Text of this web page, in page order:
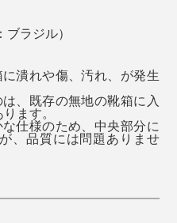
ラジル）
潰れや傷、汚れ、が発生
、既存の無地の靴箱に入
ます。
仕様のため、中央部分に
、品質には問題ありませ